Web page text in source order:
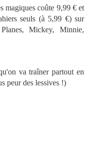
magiques coûte 9,99 € et
seuls (à 5,99 €) sur
Mickey, Minnie,
va traîner partout en
peur des lessives !)